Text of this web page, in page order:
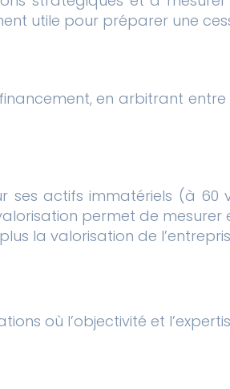
utile pour préparer une
en arbitrant
ses actifs immatériels (à 60
permet de
la valorisation de
où l’objectivité et